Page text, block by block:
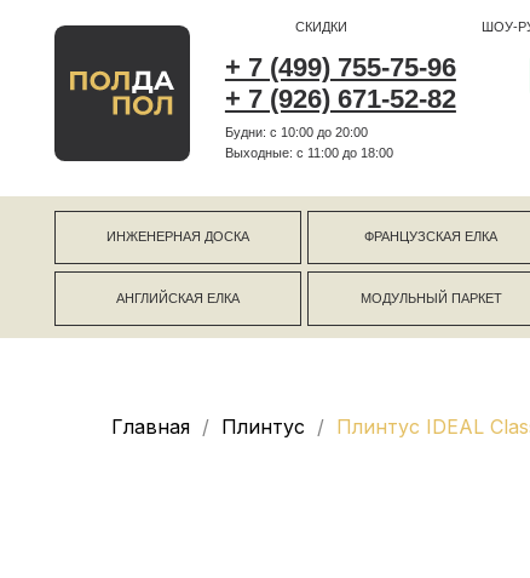
+ 7 (499) 755-75-96
+ 7 (926) 671-52-82
СКИДКИ ШОУ-РУМ
Будни: с 10:00 до 20:00
Выходные: c 11:00 до 18:00
г
ИНЖЕНЕРНАЯ ДОСКА
АНГЛИЙСКАЯ ЕЛКА
ФРАНЦУЗСКАЯ ЕЛКА
МОДУЛЬНЫЙ ПАРКЕТ
Главная Плинтус Плинтус IDEAL